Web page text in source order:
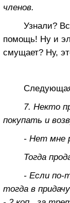
членов.
Узнали? Всё
помощь! Ну и
смущает? Ну,
Следующая
7. Некто
покупать и
- Нет мне
Тогда
- Если по-
тогда в